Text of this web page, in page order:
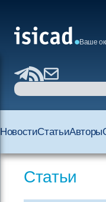
Ваше
НовостиСтатьиАвторы
Статьи